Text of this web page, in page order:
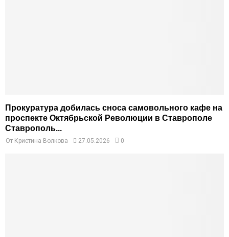
Прокуратура добилась сноса самовольного кафе на
проспекте Октябрьской Революции в Ставрополе
Ставрополь...
От Кристина Волкова 27.05.2026 0